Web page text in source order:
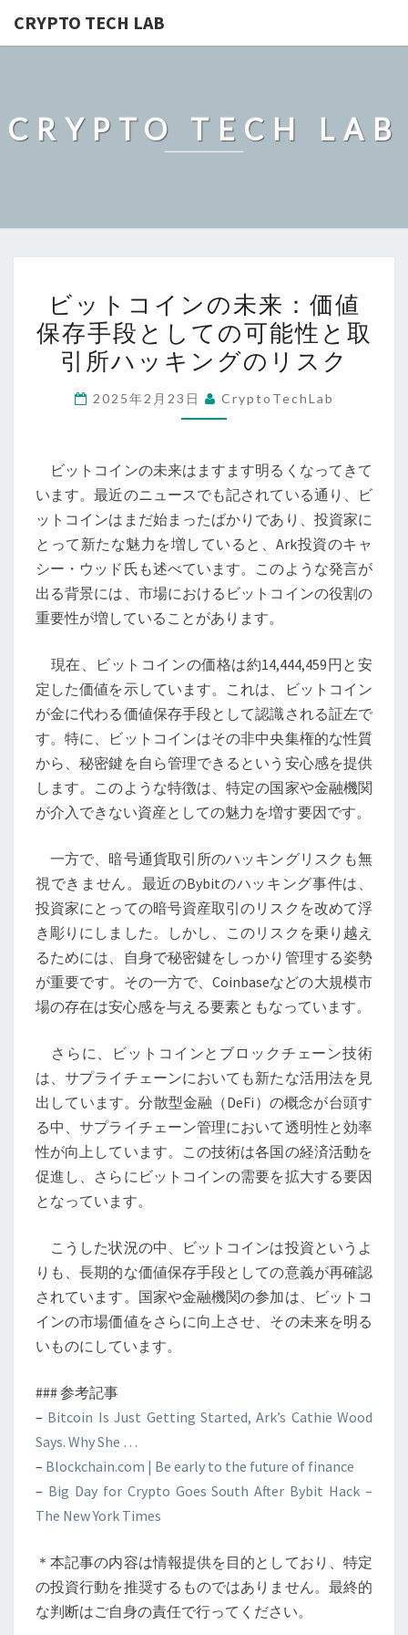
CRYPTO TECH LAB
CRYPTO TECH LAB
ッ
ト
コ
ン
来：
価
値
保
存
手
段
し
て
の
可
能
性
と
取
引
所
ッ
キ
ン
の
リ
ス
ク
ビットコインの未来：価値
保存手段としての可能性と取
引所ハッキングのリスク
2025年2月23日 CryptoTechLab
ビットコインの未来はますます明るくなってきて
います。最近のニュースでも記されている通り、ビ
ットコインはまだ始まったばかりであり、投資家に
とって新たな魅力を増していると、Ark投資のキャ
シー・ウッド氏も述べています。このような発言が
出る背景には、市場におけるビットコインの役割の
重要性が増していることがあります。
現在、ビットコインの価格は約14,444,459円と安
定した価値を示しています。これは、ビットコイン
が金に代わる価値保存手段として認識される証左で
す。特に、ビットコインはその非中央集権的な性質
から、秘密鍵を自ら管理できるという安心感を提供
します。このような特徴は、特定の国家や金融機関
が介入できない資産としての魅力を増す要因です。
一方で、暗号通貨取引所のハッキングリスクも無
視できません。最近のBybitのハッキング事件は、
投資家にとっての暗号資産取引のリスクを改めて浮
き彫りにしました。しかし、このリスクを乗り越え
るためには、自身で秘密鍵をしっかり管理する姿勢
が重要です。その一方で、Coinbaseなどの大規模市
場の存在は安心感を与える要素ともなっています。
さらに、ビットコインとブロックチェーン技術
は、サプライチェーンにおいても新たな活用法を見
出しています。分散型金融（DeFi）の概念が台頭す
る中、サプライチェーン管理において透明性と効率
性が向上しています。この技術は各国の経済活動を
促進し、さらにビットコインの需要を拡大する要因
となっています。
こうした状況の中、ビットコインは投資というよ
りも、長期的な価値保存手段としての意義が再確認
されています。国家や金融機関の参加は、ビットコ
インの市場価値をさらに向上させ、その未来を明る
いものにしています。
### 参考記事
– Bitcoin Is Just Getting Started, Ark’s Cathie Wood
Says. Why She …
– Blockchain.com | Be early to the future of finance
– Big Day for Crypto Goes South After Bybit Hack –
The New York Times
＊本記事の内容は情報提供を目的としており、特定
の投資行動を推奨するものではありません。最終的
な判断はご自身の責任で行ってください。